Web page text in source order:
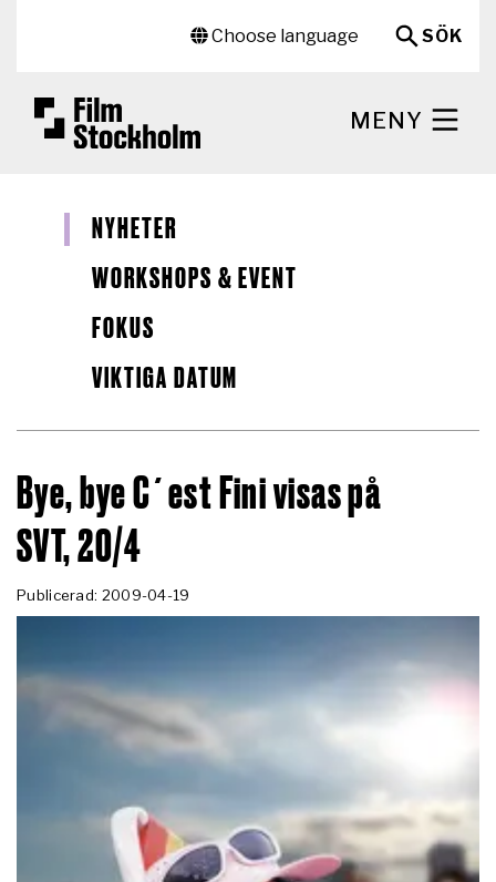
Choose language
SÖK
MENY
NYHETER
WORKSHOPS & EVENT
FOKUS
VIKTIGA DATUM
Bye, bye C´est Fini visas på
SVT, 20/4
Publicerad: 2009-04-19